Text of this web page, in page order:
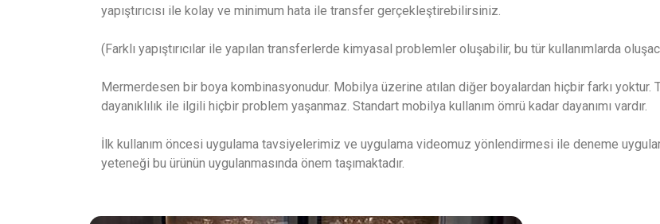
yapıştırıcısı ile kolay ve minimum hata ile transfer gerçekleştirebilirsiniz.
(Farklı yapıştırıcılar ile yapılan transferlerde kimyasal problemler oluşabilir, bu tür kullanımlarda
Mermerdesen bir boya kombinasyonudur. Mobilya üzerine atılan diğer boyalardan hiçbir farkı
dayanıklılık ile ilgili hiçbir problem yaşanmaz. Standart mobilya kullanım ömrü kadar dayanımı vardır.
İlk kullanım öncesi uygulama tavsiyelerimiz ve uygulama videomuz yönlendirmesi ile deneme
yeteneği bu ürünün uygulanmasında önem taşımaktadır.